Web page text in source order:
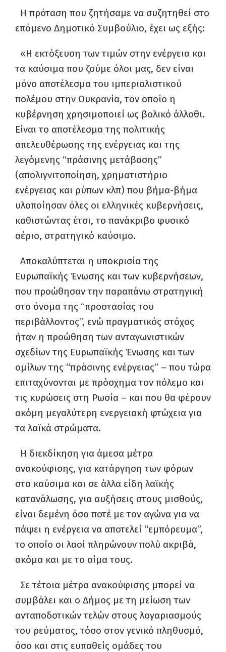
Η πρόταση που ζητήσαμε να συζητηθεί στο
επόμενο Δημοτικό Συμβούλιο, έχει ως εξής:
«Η εκτόξευση των τιμών στην ενέργεια και
τα καύσιμα που ζούμε όλοι μας, δεν είναι
μόνο αποτέλεσμα του ιμπεριαλιστικού
πολέμου στην Ουκρανία, τον οποίο η
κυβέρνηση χρησιμοποιεί ως βολικό άλλοθι.
Είναι το αποτέλεσμα της πολιτικής
απελευθέρωσης της ενέργειας και της
λεγόμενης “πράσινης μετάβασης”
(απολιγνιτοποίηση, χρηματιστήριο
ενέργειας και ρύπων κλπ) που βήμα-βήμα
υλοποίησαν όλες οι ελληνικές κυβερνήσεις,
καθιστώντας έτσι, το πανάκριβο φυσικό
αέριο, στρατηγικό καύσιμο.
Αποκαλύπτεται η υποκρισία της
Ευρωπαϊκής Ένωσης και των κυβερνήσεων,
που προώθησαν την παραπάνω στρατηγική
στο όνομα της “προστασίας του
περιβάλλοντος”, ενώ πραγματικός στόχος
ήταν η προώθηση των ανταγωνιστικών
σχεδίων της Ευρωπαϊκής Ένωσης και των
ομίλων της “πράσινης ενέργειας” – που τώρα
επιταχύνονται με πρόσχημα τον πόλεμο και
τις κυρώσεις στη Ρωσία – και που θα φέρουν
ακόμη μεγαλύτερη ενεργειακή φτώχεια για
τα λαϊκά στρώματα.
Η διεκδίκηση για άμεσα μέτρα
ανακούφισης, για κατάργηση των φόρων
στα καύσιμα και σε άλλα είδη λαϊκής
κατανάλωσης, για αυξήσεις στους μισθούς,
είναι δεμένη όσο ποτέ με τον αγώνα για να
πάψει η ενέργεια να αποτελεί “εμπόρευμα”,
το οποίο οι λαοί πληρώνουν πολύ ακριβά,
ακόμα και με το αίμα τους.
Σε τέτοια μέτρα ανακούφισης μπορεί να
συμβάλει και ο Δήμος με τη μείωση των
ανταποδοτικών τελών στους λογαριασμούς
του ρεύματος, τόσο στον γενικό πληθυσμό,
όσο και στις ευπαθείς ομάδες του